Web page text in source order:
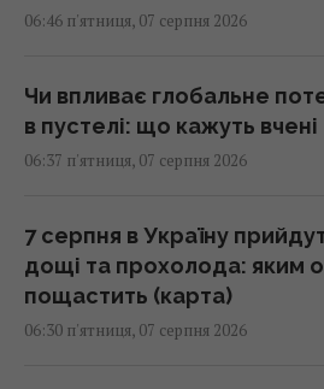
06:46 п'ятниця, 07 серпня 2026
Чи впливає глобальне
в пустелі: що кажуть вчені
06:37 п'ятниця, 07 серпня 2026
7 серпня в Україну
дощі та прохолода: яким
пощастить (карта)
06:30 п'ятниця, 07 серпня 2026